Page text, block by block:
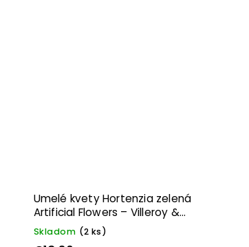
Umelé kvety Hortenzia zelená
Artificial Flowers – Villeroy &
Boch
Skladom (2 ks)